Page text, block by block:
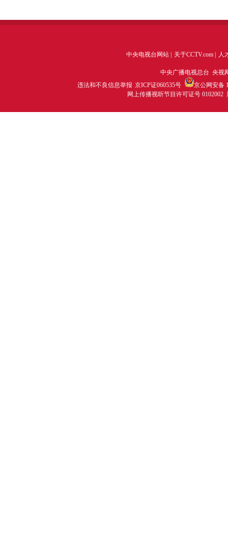
中央电视台网站 关于CCTV.com 人
中央广播电视总台 央视
违法和不良信息举报 京ICP证060535号
京公网安备
网上传播视听节目许可证号 0102002